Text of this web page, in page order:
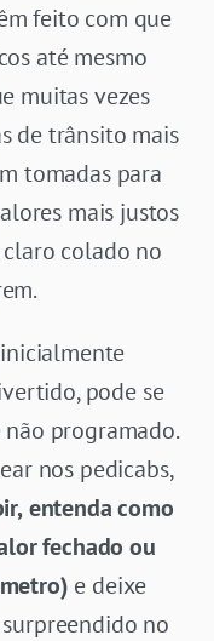
feito com que
até mesmo
muitas vezes
de trânsito mais
tomadas para
mais justos
colado no
pode se
programado.
nos pedicabs,
entenda como
fechado ou
e deixe
no